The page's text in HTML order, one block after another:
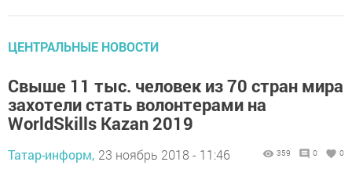
ЦЕНТРАЛЬНЫЕ НОВОСТИ
Свыше 11 тыс. человек из 70 стран мира
захотели стать волонтерами на
WorldSkills Kazan 2019
Татар-информ, 23 ноябрь 2018 - 11:46 359 0 0